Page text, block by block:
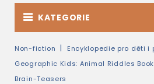
KATEGORIE
Non-fiction Encyklopedie pro děti i
Geographic Kids: Animal Riddles
Brain-Teasers